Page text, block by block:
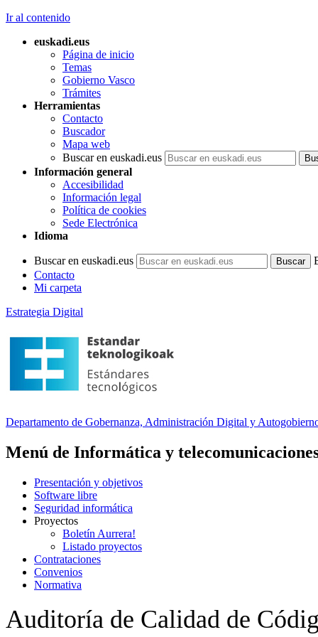
Ir al contenido
euskadi.eus
Página de inicio
Temas
Gobierno Vasco
Trámites
Herramientas
Contacto
Buscador
Mapa web
Buscar en euskadi.eus
Información general
Accesibilidad
Información legal
Política de cookies
Sede Electrónica
Idioma
Buscar en euskadi.eus
Contacto
Mi carpeta
Estrategia Digital
Departamento de Gobernanza, Administración Digital y
Menú de Informática y
Presentación y objetivos
Software libre
Seguridad informática
Proyectos
Boletín Aurrera!
Listado proyectos
Contrataciones
Convenios
Normativa
Auditoría de Calidad de